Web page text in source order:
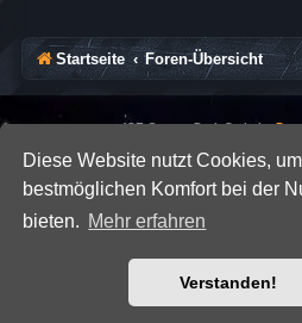
Diese Website nutzt Cookies,
bestmöglichen Komfort bei der
bieten. Mehr erfahren
Verstanden!
Startseite Foren-Übersicht
*SE Gamer: Dark Style by
Powered byphpBB ® Forum
Datenschutz